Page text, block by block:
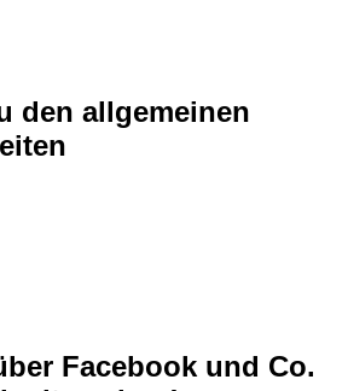
den allgemeinen
Facebook und Co.